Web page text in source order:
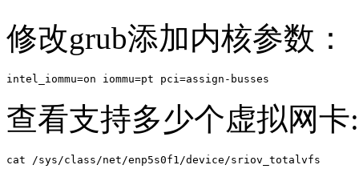
修改grub添加内核参数：
intel_iommu=on iommu=pt pci=assign-busses
查看支持多少个虚拟网卡:
cat /sys/class/net/enp5s0f1/device/sriov_totalvfs